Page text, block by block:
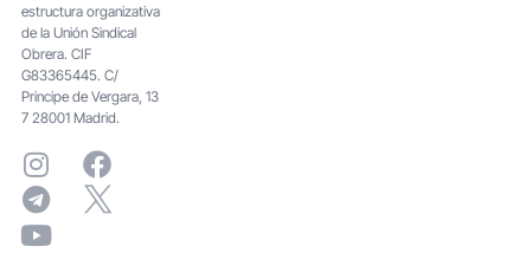
estructura organizativa
de la Unión Sindical
Obrera. CIF
G83365445. C/
Principe de Vergara, 13
7 28001 Madrid.